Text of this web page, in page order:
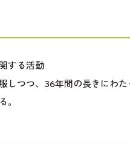
する活動
しつつ、36年間の長きにわ
。